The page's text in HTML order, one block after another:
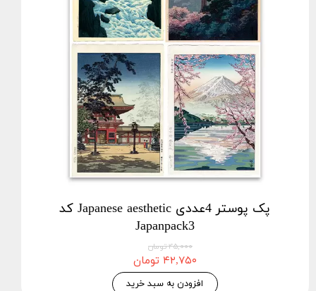
پک پوستر 4عددی Japanese aesthetic کد
Japanpack3
۴۵,۰۰۰ تومان
۴۲,۷۵۰ تومان
افزودن به سبد خرید